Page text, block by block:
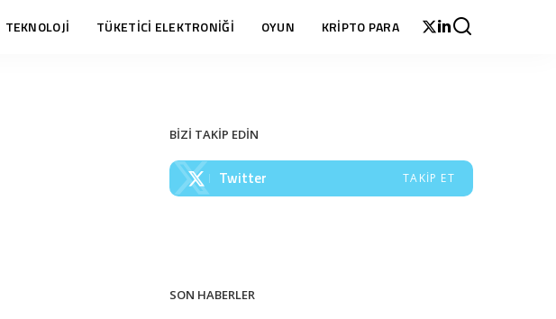
TEKNOLOJİ TÜKETİCİ ELEKTRONİĞİ OYUN KRİPTO PARA
BİZİ TAKİP EDİN
Twitter TAKIP ET
SON HABERLER